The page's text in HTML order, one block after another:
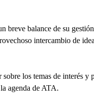
breve balance de su
intercambio de
los temas de interés y
agenda de ATA.